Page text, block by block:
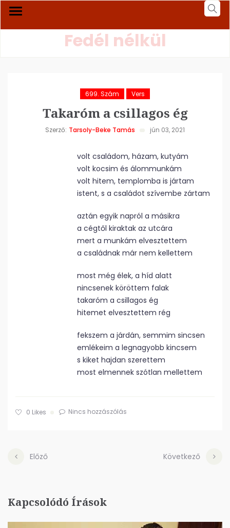
Fedél nélkül
699. Szám Vers
Takaróm a csillagos ég
Szerző: Tarsoly-Beke Tamás jún 03, 2021
volt családom, házam, kutyám
volt kocsim és álommunkám
volt hitem, templomba is jártam
istent, s a családot szívembe zártam
aztán egyik napról a másikra
a cégtől kiraktak az utcára
mert a munkám elvesztettem
a családnak már nem kellettem
most még élek, a híd alatt
nincsenek köröttem falak
takaróm a csillagos ég
hitemet elvesztettem rég
fekszem a járdán, semmim sincsen
emlékeim a legnagyobb kincsem
s kiket hajdan szerettem
most elmennek szótlan mellettem
0 Likes Nincs hozzászólás
Előző Következő
Kapcsolódó Írások